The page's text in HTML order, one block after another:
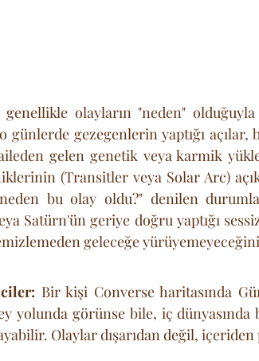
genellikle olayların "neden"
günlerde gezegenlerin yaptığı açılar,
gelen genetik veya karmik
(Transitler veya Solar Arc)
bu olay oldu?" denilen
Satürn'ün geriye doğru yaptığı
geleceğe
Bir kişi Converse haritasında
yolunda görünse bile, iç
Olaylar dışarıdan değil,